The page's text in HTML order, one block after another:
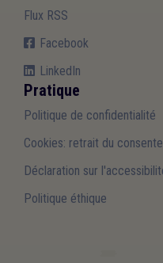
Flux RSS
Facebook
LinkedIn
Pratique
Politique de confidentialité
Cookies: retrait du
Déclaration sur
Politique éthique